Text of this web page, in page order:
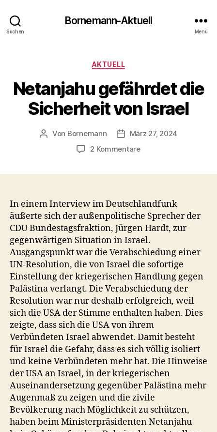
Suchen
Bornemann-Aktuell
Menü
Kategorien
AKTUELL
Netanjahu gefährdet die
Sicherheit von Israel
Beitragsautor
Von Bornemann Veröffentlichungsdatum
März 27, 2024
2 Kommentarezu
von
Israel
In einem Interview im Deutschlandfunk
äußerte sich der außenpolitische Sprecher der
CDU Bundestagsfraktion, Jürgen Hardt, zur
gegenwärtigen Situation in Israel.
Ausgangspunkt war die Verabschiedung einer
UN-Resolution, die von Israel die sofortige
Einstellung der kriegerischen Handlung gegen
Palästina verlangt. Die Verabschiedung der
Resolution war nur deshalb erfolgreich, weil
sich die USA der Stimme enthalten haben. Dies
zeigte, dass sich die USA von ihrem
Verbündeten Israel abwendet. Damit besteht
für Israel die Gefahr, dass es sich völlig isoliert
und keine Verbündeten mehr hat. Die Hinweise
der USA an Israel, in der kriegerischen
Auseinandersetzung gegenüber Palästina mehr
Augenmaß zu zeigen und die zivile
Bevölkerung nach Möglichkeit zu schützen,
haben beim Ministerpräsidenten Netanjahu